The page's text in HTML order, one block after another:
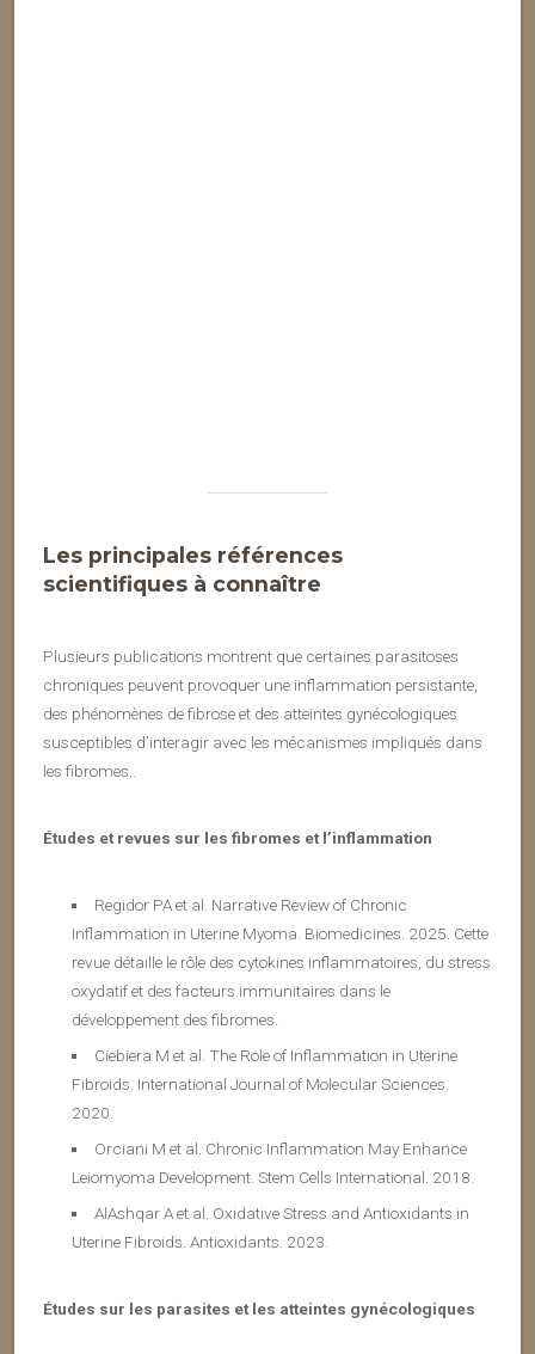
Les principales références
scientifiques à connaître
Plusieurs publications montrent que certaines parasitoses
chroniques peuvent provoquer une inflammation persistante,
des phénomènes de fibrose et des atteintes gynécologiques
susceptibles d’interagir avec les mécanismes impliqués dans
les fibromes..
Études et revues sur les fibromes et l’inflammation
Regidor PA et al. Narrative Review of Chronic
Inflammation in Uterine Myoma. Biomedicines. 2025. Cette
revue détaille le rôle des cytokines inflammatoires, du stress
oxydatif et des facteurs immunitaires dans le
développement des fibromes.
Ciebiera M et al. The Role of Inflammation in Uterine
Fibroids. International Journal of Molecular Sciences.
2020.
Orciani M et al. Chronic Inflammation May Enhance
Leiomyoma Development. Stem Cells International. 2018.
AlAshqar A et al. Oxidative Stress and Antioxidants in
Uterine Fibroids. Antioxidants. 2023.
Études sur les parasites et les atteintes gynécologiques